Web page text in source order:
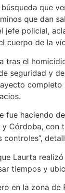
que
que dan
jefe policial,
cuerpo de la
tras el
seguridad y
completo
fue haciendo
Córdoba, con
Laurta
tiempos y
en la zona de